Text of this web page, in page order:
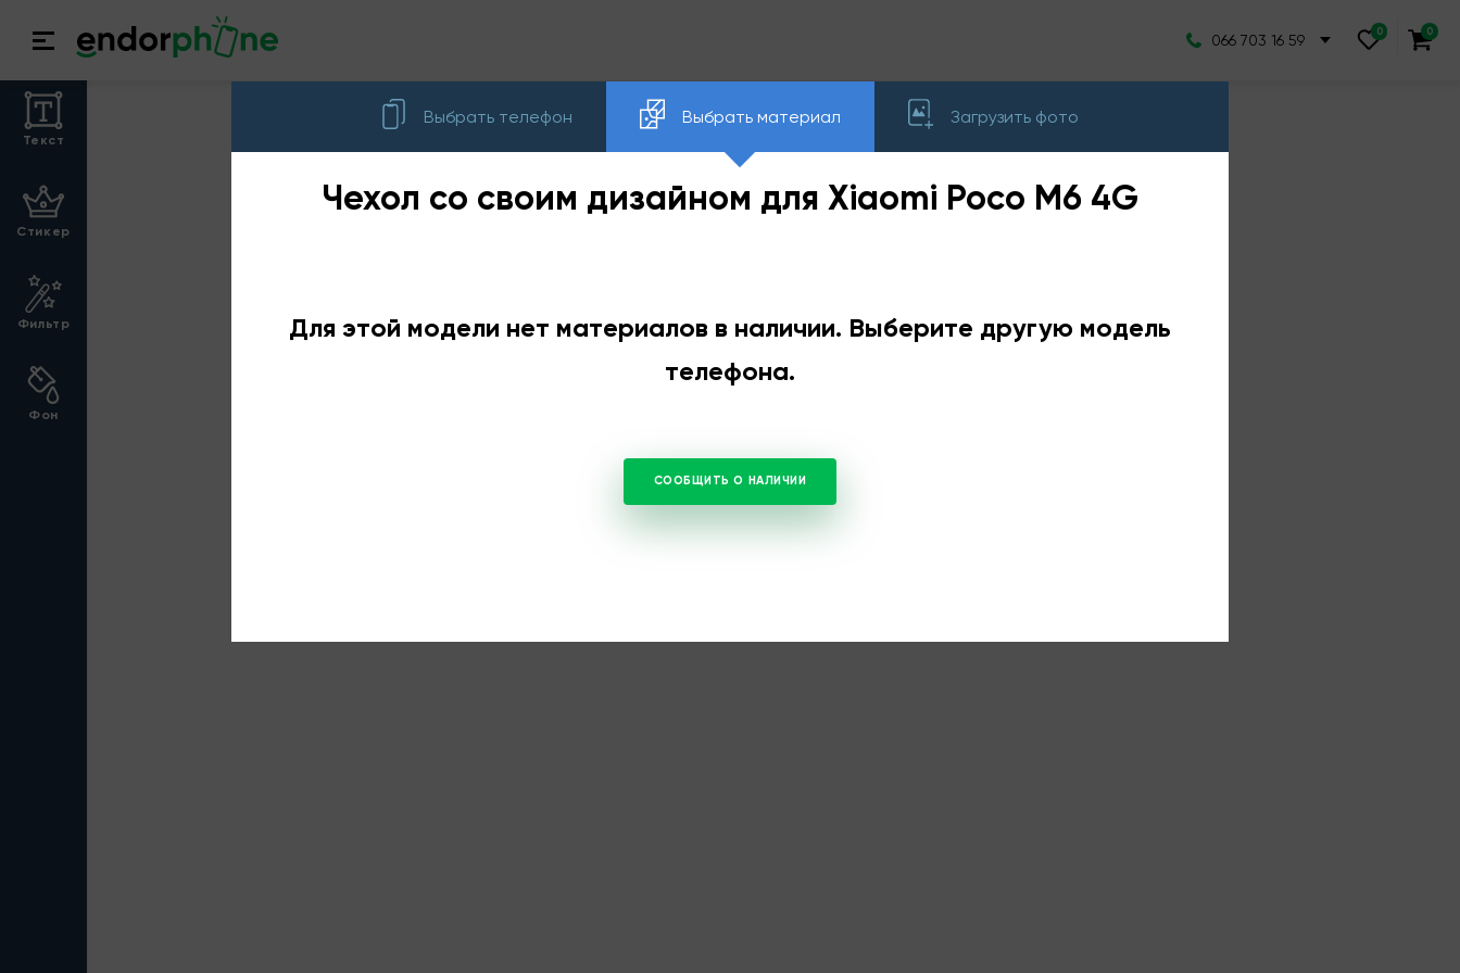
Выбрать телефон Выбрать материал Загрузить фото
Чехол со своим дизайном для Xiaomi Poco M6 4G
Для этой модели нет материалов в наличии. Выберите другую модель
телефона.
СООБЩИТЬ О НАЛИЧИИ
066 703 16 59
Текст
Стикер
Фильтр
Фон